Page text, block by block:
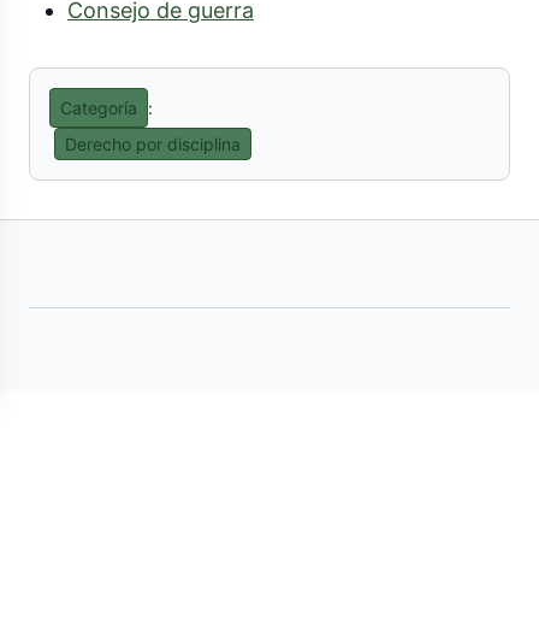
Consejo de guerra
Categoría
:
Derecho por disciplina